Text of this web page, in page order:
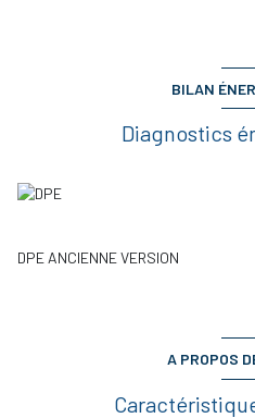
BILAN
Diagnostics
DPE ANCIENNE VERSION
A PROPOS